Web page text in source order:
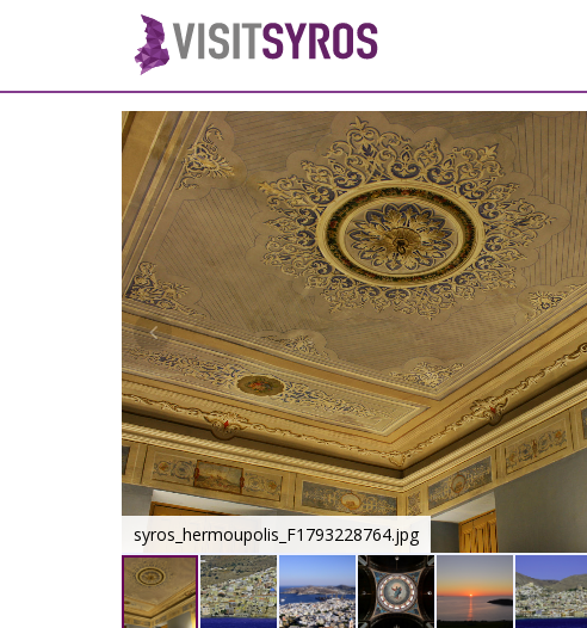
syros_hermoupolis_F1793228764.jpg